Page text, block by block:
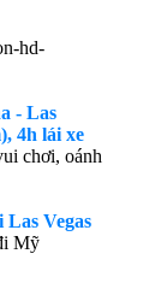
- Las
4h lái xe
chơi, oánh
Vegas
Mỹ